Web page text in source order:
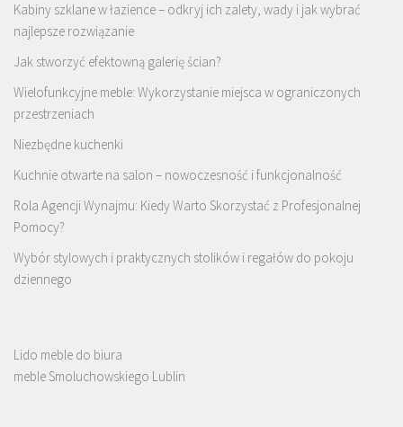
Kabiny szklane w łazience – odkryj ich zalety, wady i jak wybrać
najlepsze rozwiązanie
Jak stworzyć efektowną galerię ścian?
Wielofunkcyjne meble: Wykorzystanie miejsca w ograniczonych
przestrzeniach
Niezbędne kuchenki
Kuchnie otwarte na salon – nowoczesność i funkcjonalność
Rola Agencji Wynajmu: Kiedy Warto Skorzystać z Profesjonalnej
Pomocy?
Wybór stylowych i praktycznych stolików i regałów do pokoju
dziennego
Lido meble do biura
meble Smoluchowskiego Lublin